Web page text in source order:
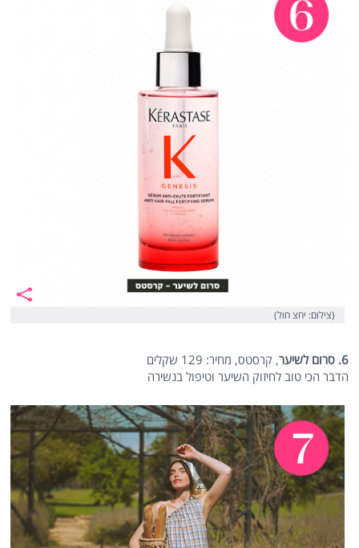
(צילום: יחצ חול)
6. סרום לשיער
, קרסטס, מחיר: 129 שקלים
הדבר הכי טוב לחיזוק השיער וטיפול בנשירה